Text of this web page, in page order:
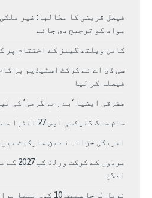
فیصل قریشی کا مطالبہ: غیر
مواد کو ترجیح دی جائے
کامن ویلتھ گیمز کے اختتام پر
سی ڈی اے نے کرکٹ اسٹیڈیم پر
فیصلہ کر لیا
مشرقی ایشیا ‘بے رحم گرمی’ کی
سام سنگ گلیکسی ایس 27 الٹرا سے ایک کیمرا ہٹا دے گا.
امریکی خزانہ نے ین مارکیٹ
مردوں
اعلان
نرمل پُرجا سمیت 10 کوہ پیما براڈ پیک پر لاپتہ